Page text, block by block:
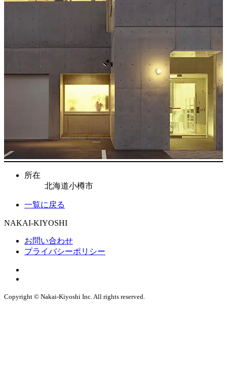
所在
北海道小樽市
一覧に戻る
NAKAI-KIYOSHI
お問い合わせ
プライバシーポリシー
Copyright © Nakai-Kiyoshi Inc. All rights reserved.